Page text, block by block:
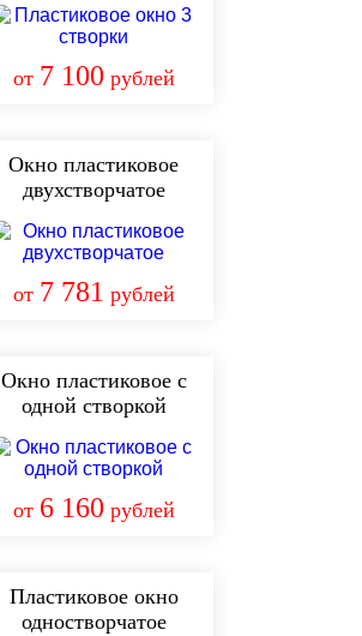
от 7 100 рублей
Окно пластиковое
двухстворчатое
от 7 781 рублей
Окно пластиковое с
одной створкой
от 6 160 рублей
Пластиковое окно
одностворчатое